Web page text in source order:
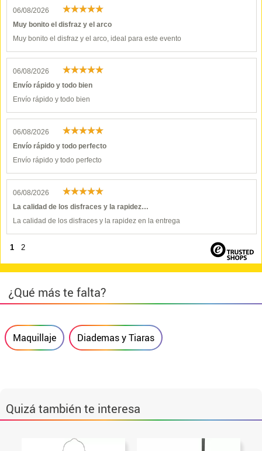
06/08/2026
Muy bonito el disfraz y el arco
Muy bonito el disfraz y el arco, ideal para este evento
06/08/2026
Envío rápido y todo bien
Envío rápido y todo bien
06/08/2026
Envío rápido y todo perfecto
Envío rápido y todo perfecto
06/08/2026
La calidad de los disfraces y la rapidez…
La calidad de los disfraces y la rapidez en la entrega
1 2
¿Qué más te falta?
Maquillaje Diademas y Tiaras
Quizá también te interesa